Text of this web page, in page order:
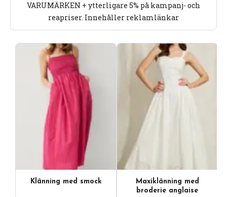
VARUMÄRKEN + ytterligare 5% på kampanj- och
reapriser. Innehåller reklamlänkar
Klänning med smock
Maxiklänning med
broderie anglaise